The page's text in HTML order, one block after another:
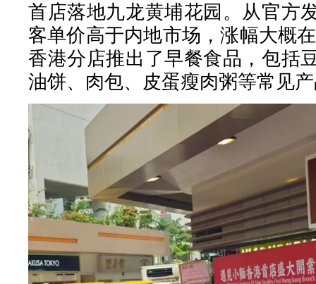
首店落地九龙黄埔花园。从官方
客单价高于内地市场，涨幅大概
香港分店推出了早餐食品，包括
油饼、肉包、皮蛋瘦肉粥等常见